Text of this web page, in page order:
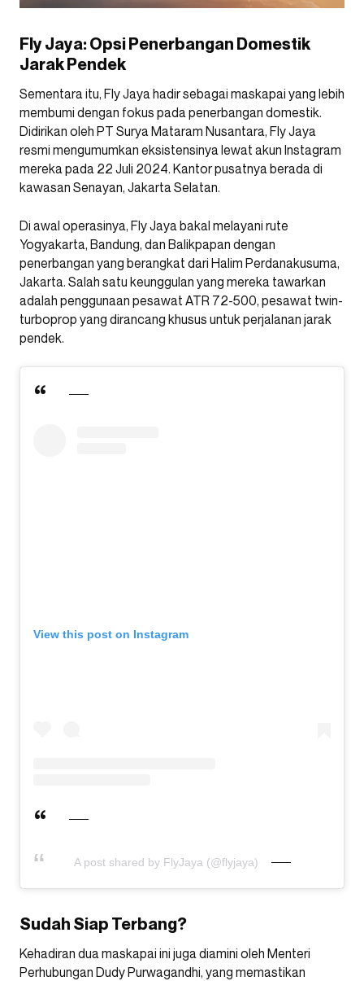
Fly Jaya: Opsi Penerbangan Domestik
Jarak Pendek
Sementara itu, Fly Jaya hadir sebagai maskapai yang lebih
membumi dengan fokus pada penerbangan domestik.
Didirikan oleh PT Surya Mataram Nusantara, Fly Jaya
resmi mengumumkan eksistensinya lewat akun Instagram
mereka pada 22 Juli 2024. Kantor pusatnya berada di
kawasan Senayan, Jakarta Selatan.
Di awal operasinya, Fly Jaya bakal melayani rute
Yogyakarta, Bandung, dan Balikpapan dengan
penerbangan yang berangkat dari Halim Perdanakusuma,
Jakarta. Salah satu keunggulan yang mereka tawarkan
adalah penggunaan pesawat ATR 72-500, pesawat twin-
turboprop yang dirancang khusus untuk perjalanan jarak
pendek.
View this post on Instagram
A post shared by FlyJaya (@flyjaya)
Sudah Siap Terbang?
Kehadiran dua maskapai ini juga diamini oleh Menteri
Perhubungan Dudy Purwagandhi, yang memastikan